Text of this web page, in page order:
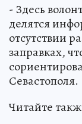
- Здесь
делятся
отсутствии
заправках,
Севастополя.
Читайте